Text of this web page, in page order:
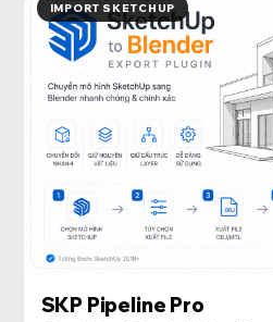
IMPORT SKETCHUP
SKP Pipeline Pro